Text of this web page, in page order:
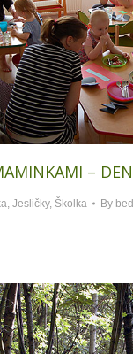
–
, Jesličky, Školka By